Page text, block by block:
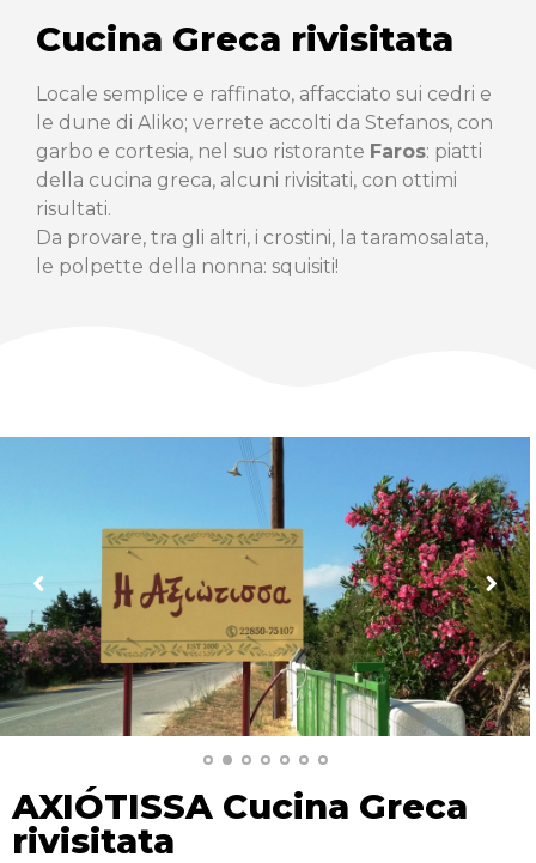
Cucina Greca rivisitata
Locale semplice e raffinato, affacciato sui cedri e
le dune di Aliko; verrete accolti da Stefanos, con
garbo e cortesia, nel suo ristorante Faros: piatti
della cucina greca, alcuni rivisitati, con ottimi
risultati.
Da provare, tra gli altri, i crostini, la taramosalata,
le polpette della nonna: squisiti!
AXIÓTISSA Cucina Greca
rivisitata